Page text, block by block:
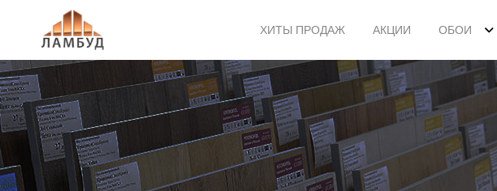
ХИТЫ ПРОДАЖ АКЦИИ ОБОИ